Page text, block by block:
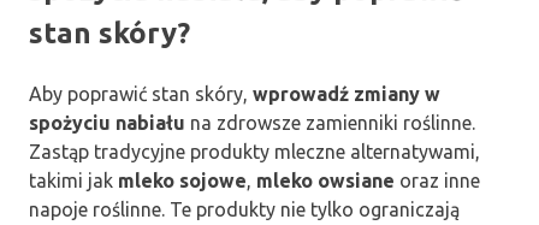
stan skóry?
Aby poprawić stan skóry, wprowadź zmiany w
spożyciu nabiału na zdrowsze zamienniki roślinne.
Zastąp tradycyjne produkty mleczne alternatywami,
takimi jak mleko sojowe mleko owsiane oraz inne
napoje roślinne. Te produkty nie tylko ograniczają